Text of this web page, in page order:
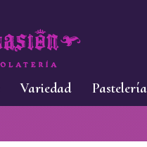
Variedad Pastelería